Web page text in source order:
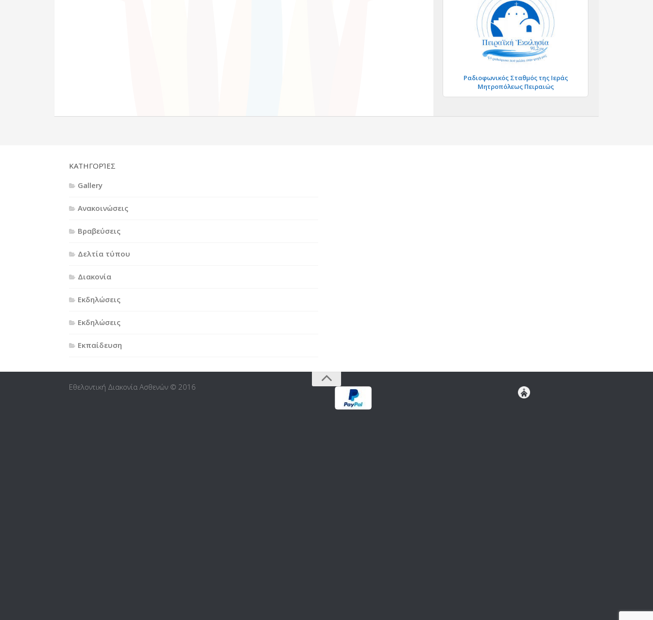
Ραδιοφωνικός Σταθμός της Ιεράς
Μητροπόλεως Πειραιώς
KΑΤΗΓΟΡΊΕΣ
Gallery
Ανακοινώσεις
Βραβεύσεις
Δελτία τύπου
Διακονία
Εκδηλώσεις
Εκδηλώσεις
Εκπαίδευση
Εθελοντική Διακονία Ασθενών © 2016